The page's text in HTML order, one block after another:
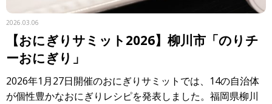
2026.03.06
【おにぎりサミット2026】柳川市「のりチ
ーおにぎり」
2026年1月27日開催のおにぎりサミットでは、14の自治体
が個性豊かなおにぎりレシピを発表しました。福岡県柳川